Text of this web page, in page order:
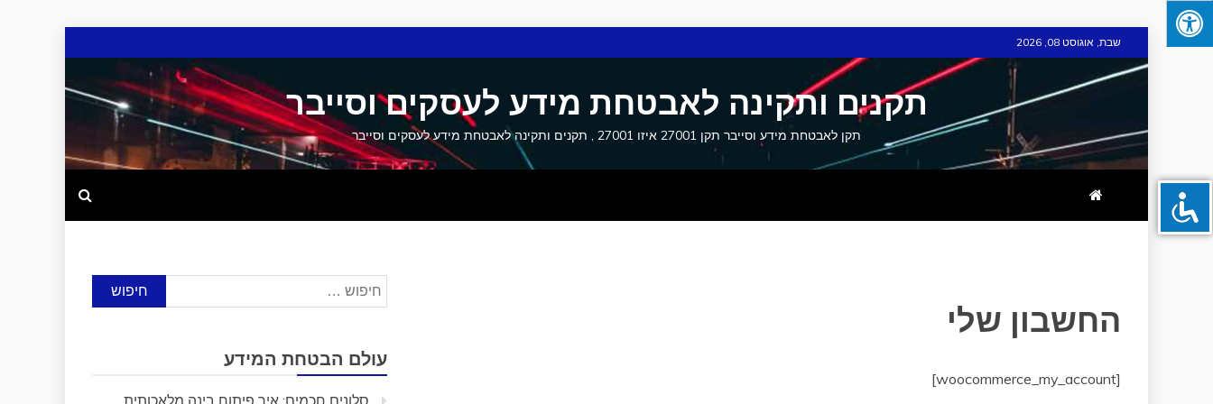
to
content
שבת, אוגוסט 08, 2026
תקנים ותקינה לאבטחת מידע לעסקים וסייבר
תקן לאבטחת מידע וסייבר תקן 27001 איזו 27001 , תקנים ותקינה לאבטחת מידע לעסקים וסייבר
החשבון שלי
[woocommerce_my_account]
חיפוש:
עולם הבטחת המידע
סלונים חכמים: איך פיתוח בינה מלאכותית